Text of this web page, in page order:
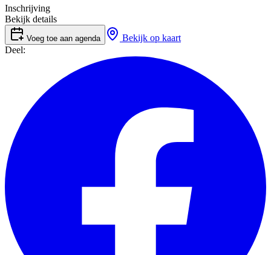
Inschrijving
Bekijk details
Voeg toe aan agenda
Bekijk op kaart
Deel: